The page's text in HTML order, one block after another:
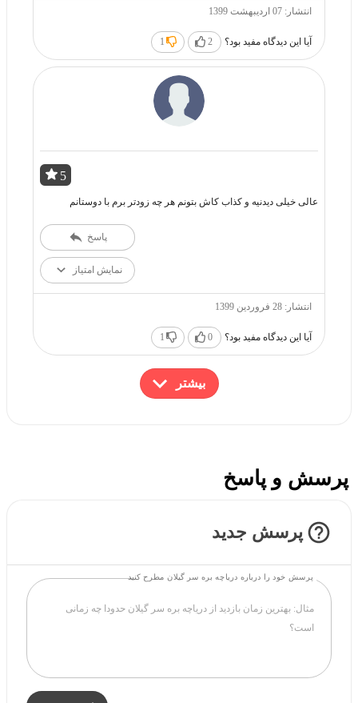
انتشار: 07 اردیبهشت 1399
آیا این دیدگاه مفید بود؟ 2
1
5
عالى خيلى ديدنيه و كذاب كاش بتونم هر چه زودتر برم با دوستانم
پاسخ
نمایش امتیاز
انتشار: 28 فروردین 1399
آیا این دیدگاه مفید بود؟ 0
1
بیشتر
پرسش و پاسخ
پرسش جدید
پرسش خود را درباره دریاچه بره سر گیلان مطرح کنید